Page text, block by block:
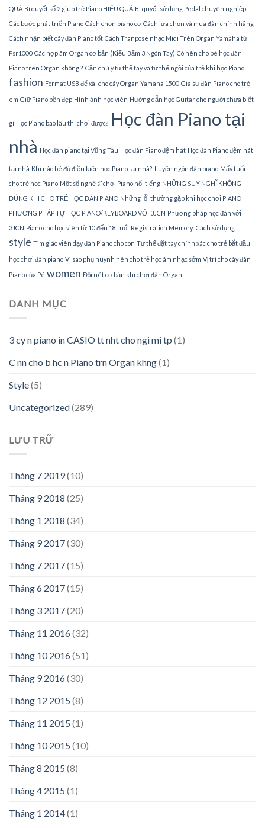
QUẢ Bí quyết số 2 giúp trẻ Piano HIỆU QUẢ Bí quyết sử dụng Pedal chuyên nghiệp
Các bước phát triển Piano Cách chọn piano cơ Cách lựa chọn và mua đàn chính hãng
Cách nhận biết cây đàn Piano tốt Cách Tranpose nhạc Midi Trên Organ Yamaha từ
Psr1000 Các hợp âm Organ cơ bản (Kiểu Bấm 3 Ngón Tay) Có nên cho bé học đàn
Piano trên Organ không ? Cần chú ý tư thế tay và tư thế ngồi của trẻ khi học Piano
fashion Format USB để xài cho cây Organ Yamaha 1500 Gia sư đàn Piano cho trẻ
em Giữ Piano bền đẹp Hình ảnh học viên Hướng dẫn học Guitar cho người chưa biết
gì Học Piano bao lâu thì chơi được? Học đàn Piano tại
nhà Học đàn piano tại Vũng Tàu Học đàn Piano đệm hát Học đàn Piano đệm hát
tại nhà Khi nào bé đủ điều kiện học Piano tại nhà? Luyện ngón đàn piano Mấy tuổi
cho trẻ học Piano Một số nghệ sĩ chơi Piano nổi tiếng NHỮNG SUY NGHĨ KHÔNG
ĐÚNG KHI CHO TRẺ HỌC ĐÀN PIANO Những lỗi thường gặp khi học chơi PIANO
PHƯƠNG PHÁP TỰ HỌC PIANO/KEYBOARD VỚI 3JCN Phương pháp học đàn với
3JCN Piano cho học viên từ 10 đến 18 tuổi Registration Memory: Cách sử dụng
style Tìm giáo viên dạy đàn Piano cho con Tư thế đặt tay chính xác cho trẻ bắt đầu
học chơi đàn piano Vì sao phụ huynh nên cho trẻ học âm nhạc sớm Vị trí cho cây đàn
Piano của Pé women Đôi nét cơ bản khi chơi đàn Organ
DANH MỤC
3 cy n piano in CASIO tt nht cho ngi mi tp (1)
C nn cho b hc n Piano trn Organ khng(1)
Style(5)
Uncategorized(289)
LƯU TRỮ
Tháng 7 2019(10)
Tháng 9 2018 (25)
Tháng 1 2018 (34)
Tháng 9 2017(30)
Tháng 7 2017(15)
Tháng 6 2017(15)
Tháng 3 2017(20)
Tháng 11 2016(32)
Tháng 10 2016(51)
Tháng 9 2016(30)
Tháng 12 2015 (8)
Tháng 11 2015 (1)
Tháng 10 2015 (10)
Tháng 8 2015 (8)
Tháng 4 2015 (1)
Tháng 1 2014(1)